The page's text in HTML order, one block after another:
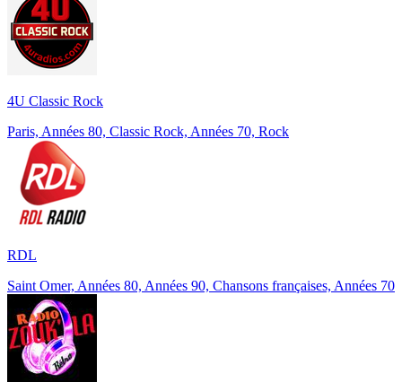
4U Classic Rock
Paris, Années 80, Classic Rock, Années 70, Rock
RDL
Saint Omer, Années 80, Années 90, Chansons françaises, Années 70